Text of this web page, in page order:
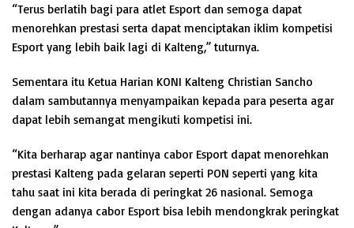
“Terus berlatih bagi para atlet Esport dan semoga dapat
menorehkan prestasi serta dapat menciptakan iklim kompetisi
Esport yang lebih baik lagi di Kalteng,” tuturnya.
Sementara itu Ketua Harian KONI Kalteng Christian Sancho
dalam sambutannya menyampaikan kepada para peserta agar
dapat lebih semangat mengikuti kompetisi ini.
“Kita berharap agar nantinya cabor Esport dapat menorehkan
prestasi Kalteng pada gelaran seperti PON seperti yang kita
tahu saat ini kita berada di peringkat 26 nasional. Semoga
dengan adanya cabor Esport bisa lebih mendongkrak peringkat